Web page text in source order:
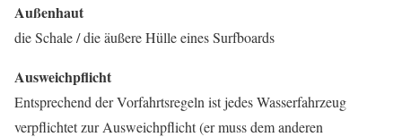
Außenhaut
die Schale / die äußere Hülle eines Surfboards
Ausweichpflicht
Entsprechend der Vorfahrtsregeln ist jedes Wasserfahrzeug
verpflichtet zur Ausweichpflicht (er muss dem anderen